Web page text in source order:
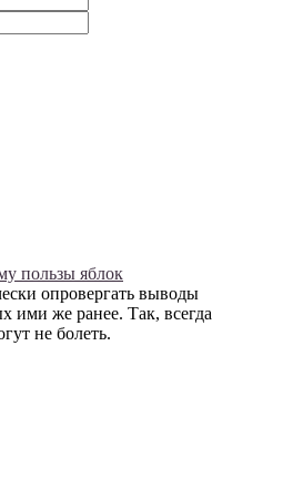
пользы яблок
опровергать выводы
ими же ранее. Так, всегда
не болеть.